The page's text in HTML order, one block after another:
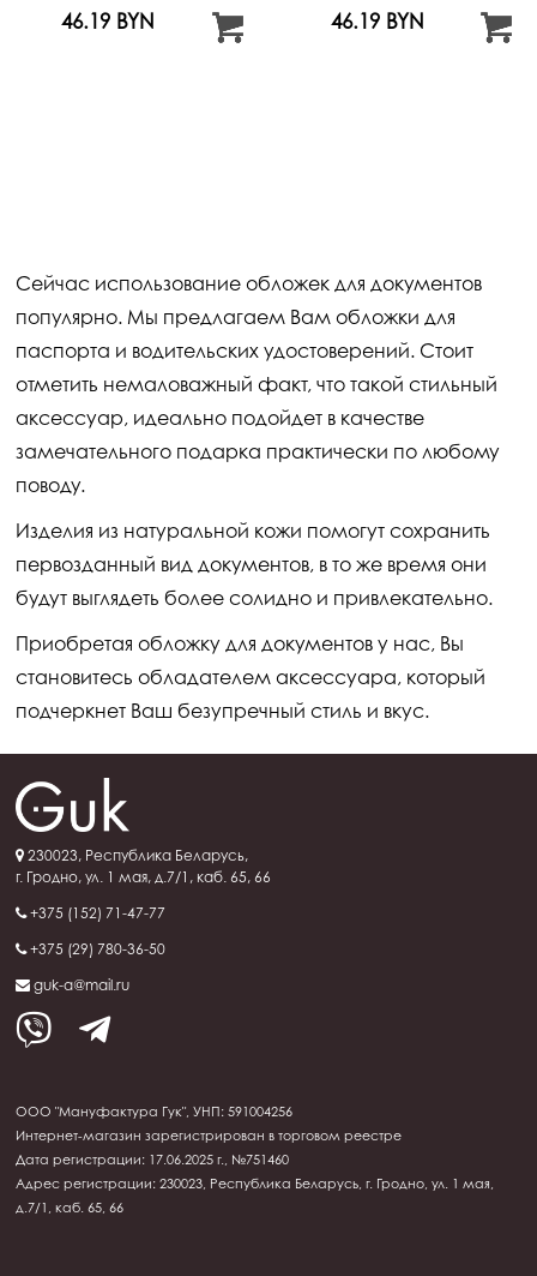
46.19 BYN 46.19 BYN
Сейчас использование обложек для документов
популярно. Мы предлагаем Вам обложки для
паспорта и водительских удостоверений. Стоит
отметить немаловажный факт, что такой стильный
аксессуар, идеально подойдет в качестве
замечательного подарка практически по любому
поводу.
Изделия из натуральной кожи помогут сохранить
первозданный вид документов, в то же время они
будут выглядеть более солидно и привлекательно.
Приобретая обложку для документов у нас, Вы
становитесь обладателем аксессуара, который
подчеркнет Ваш безупречный стиль и вкус.
230023, Республика Беларусь,
г. Гродно, ул. 1 мая, д.7/1, каб. 65, 66
+375 (152) 71-47-77
+375 (29) 780-36-50
guk-a@mail.ru
ООО "Мануфактура Гук", УНП: 591004256
Интернет-магазин зарегистрирован в торговом реестре
Дата регистрации: 17.06.2025 г., №751460
Адрес регистрации: 230023, Республика Беларусь, г. Гродно, ул. 1 мая,
д.7/1, каб. 65, 66